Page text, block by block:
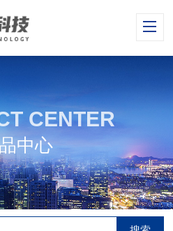
CENTER
中心